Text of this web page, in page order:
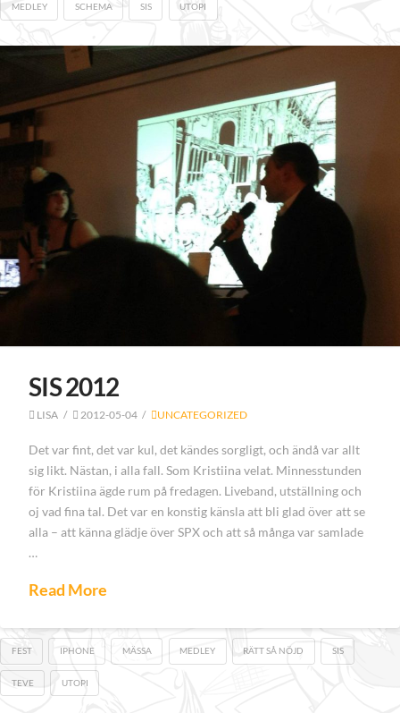
MEDLEY SCHEMA SIS UTOPI
SIS 2012
LISA 2012-05-04 UNCATEGORIZED
Det var fint, det var kul, det kändes sorgligt, och ändå var allt
sig likt. Nästan, i alla fall. Som Kristiina velat. Minnesstunden
för Kristiina ägde rum på fredagen. Liveband, utställning och
oj vad fina tal. Det var en konstig känsla att bli glad över att se
alla – att känna glädje över SPX och att så många var samlade
…
Read More
FEST IPHONE MÄSSA MEDLEY RÄTT SÅ NÖJD SIS
TEVE UTOPI